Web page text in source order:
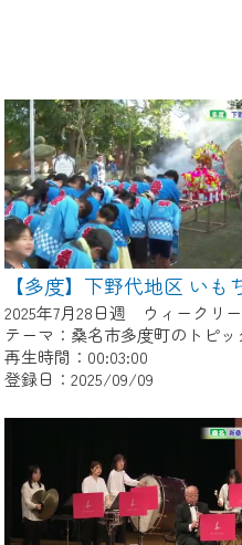
【多度】下野代地区 いも
テーマ：桑名市多度町のトピッ
再生時間：00:03:00
登録日：2025/09/09